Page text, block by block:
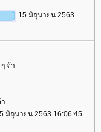
15 มิถุนายน 2563
จ้า
มิถุนายน 2563 16:06:45